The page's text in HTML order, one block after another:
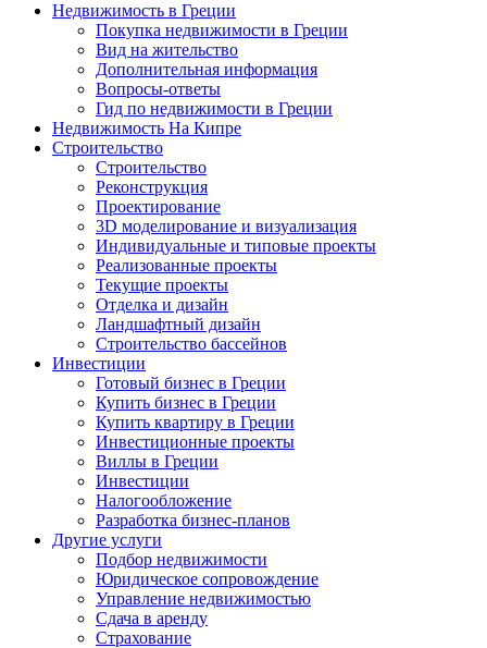
Недвижимость в Греции
Покупка недвижимости в Греции
Вид на жительство
Дополнительная информация
Вопросы-ответы
Гид по недвижимости в Греции
Недвижимость На Кипре
Строительство
Строительство
Реконструкция
Проектирование
3D моделирование и визуализация
Индивидуальные и типовые проекты
Реализованные проекты
Текущие проекты
Отделка и дизайн
Ландшафтный дизайн
Строительство бассейнов
Инвестиции
Готовый бизнес в Греции
Купить бизнес в Греции
Купить квартиру в Греции
Инвестиционные проекты
Виллы в Греции
Инвестиции
Налогообложение
Разработка бизнес-планов
Другие услуги
Подбор недвижимости
Юридическое сопровождение
Управление недвижимостью
Сдача в аренду
Страхование